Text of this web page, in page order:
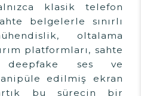
klasik telefon
belgelerle sınırlı
oltalama
platformları, sahte
deepfake ses ve
edilmiş ekran
bu sürecin bir